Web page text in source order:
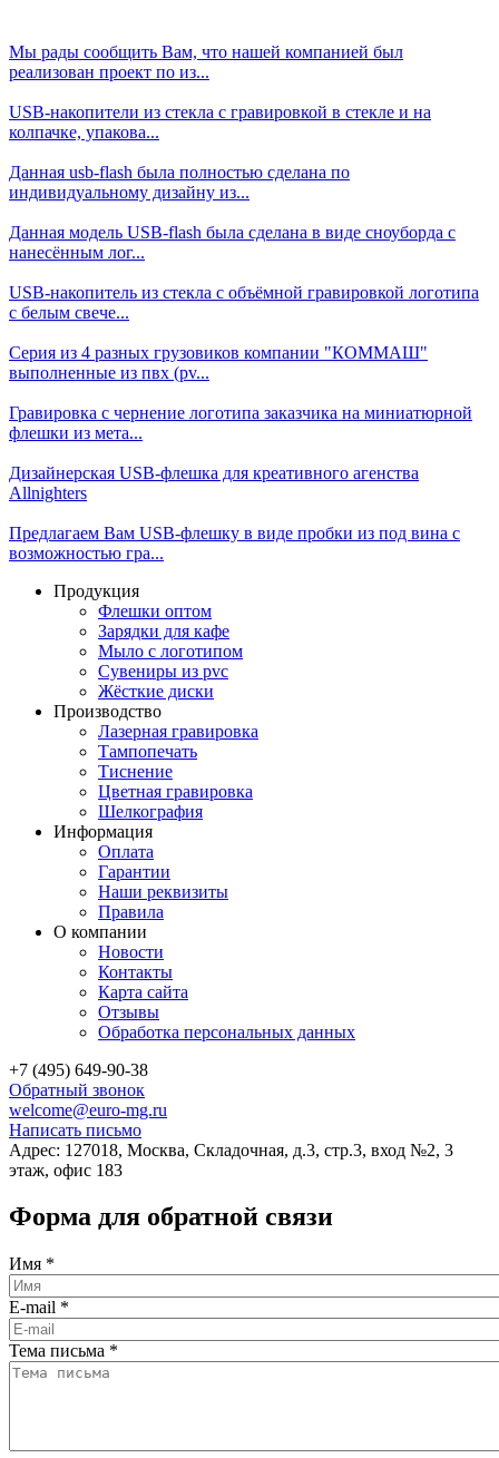
Мы рады сообщить Вам, что нашей компанией был
реализован проект по из...
USB-накопители из стекла с гравировкой в стекле и на
колпачке, упакова...
Данная usb-flash была полностью сделана по
индивидуальному дизайну из...
Данная модель USB-flash была сделана в виде сноуборда с
нанесённым лог...
USB-накопитель из стекла с объёмной гравировкой логотипа
с белым свече...
Серия из 4 разных грузовиков компании "КОММАШ"
выполненные из пвх (pv...
Гравировка с чернение логотипа заказчика на миниатюрной
флешки из мета...
Дизайнерская USB-флешка для креативного агенства
Allnighters
Предлагаем Вам USB-флешку в виде пробки из под вина с
возможностью гра...
Продукция
Флешки оптом
Зарядки для кафе
Мыло с логотипом
Сувениры из pvc
Жёсткие диски
Производство
Лазерная гравировка
Тампопечать
Тиснение
Цветная гравировка
Шелкография
Информация
Оплата
Гарантии
Наши реквизиты
Правила
О компании
Новости
Контакты
Карта сайта
Отзывы
Обработка персональных данных
+7 (495) 649-90-38
Обратный звонок
welcome@euro-mg.ru
Написать письмо
Адрес: 127018, Москва, Складочная, д.3, стр.3, вход №2, 3
этаж, офис 183
Форма для обратной связи
Имя *
E-mail *
Тема письма *